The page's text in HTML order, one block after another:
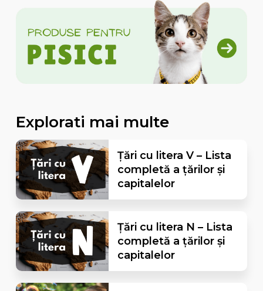
Explorati mai multe
Țări cu litera V – Lista
completă a țărilor și
capitalelor
Țări cu litera N – Lista
completă a țărilor și
capitalelor